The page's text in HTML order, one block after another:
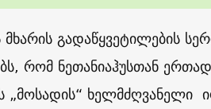
გადაწყვეტილების
რომ ნეთანიაჰუსთან
„მოსადის“ ხელმძღვანელი